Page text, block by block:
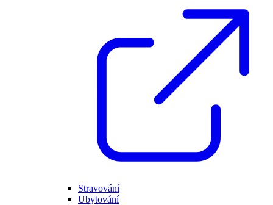
Stravování
Ubytování